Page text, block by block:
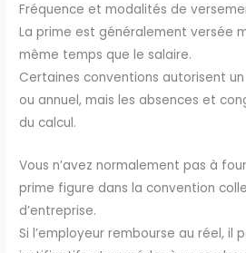
Fréquence et modalités de
La prime est généralement versée
même temps que le salaire.
Certaines conventions autorisent
ou annuel, mais les absences et
du calcul.
Vous n’avez normalement pas à
prime figure dans la convention
d’entreprise.
Si l’employeur rembourse au réel, il